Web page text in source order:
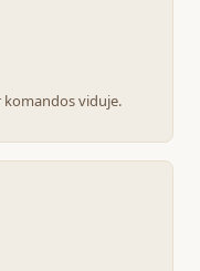
komandos viduje.